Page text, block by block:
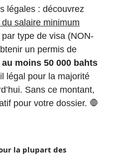
légales : découvrez
salaire minimum
type de visa (NON-
un permis de
moins 50 000 bahts
légal pour la majorité
Sans ce montant,
pour votre dossier. 🛑
la plupart des